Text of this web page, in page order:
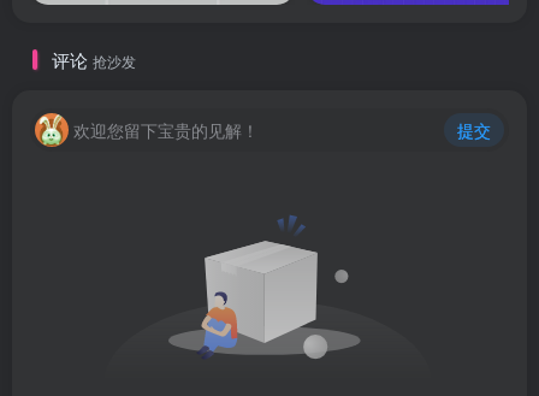
评论 抢沙发
欢迎您留下宝贵的见解！ 提交